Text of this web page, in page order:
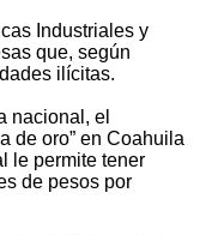
Industriales y
que, según
ilícitas.
nacional, el
de oro” en Coahuila
le permite tener
de pesos por